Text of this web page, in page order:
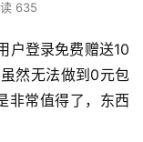
635
户登录免费赠送10
然无法做到0元包
非常值得了，东西